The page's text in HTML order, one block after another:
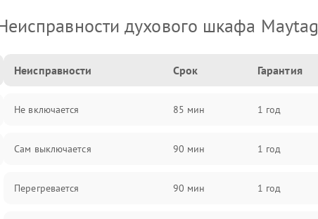
духового шкафа Maytag
Неисправности Срок Гарантия
Не включается 85 мин 1 год
Сам выключается 90 мин 1 год
Перегревается 90 мин 1 год